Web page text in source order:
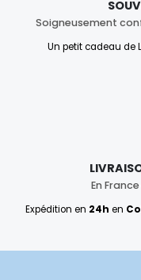
Soigneusement
Un petit cadeau de
En
Expédition en 24h en